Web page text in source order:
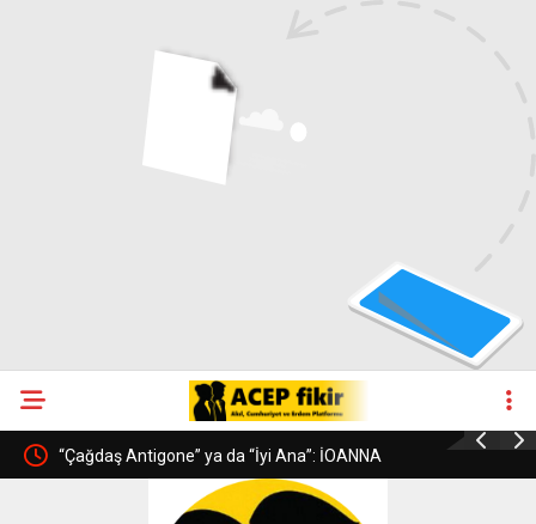
“Çağdaş Antigone” ya da “İyi Ana”: İOANNA